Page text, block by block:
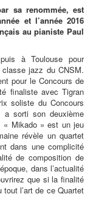
sa renommée, est
et l’année 2016
au pianiste Paul
à Toulouse pour
jazz du CNSM.
pour le Concours de
finaliste avec Tigran
soliste du Concours
sorti son deuxième
« Mikado » est un jeu
révèle un quartet
dans une complicité
de composition de
dans l’actualité
que si la finalité
l’art de ce Quartet